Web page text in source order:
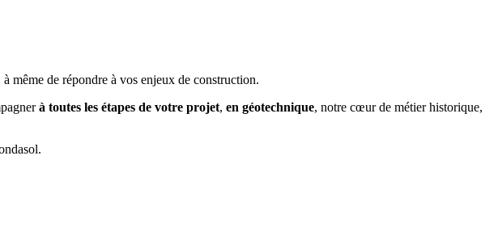
à même de répondre à vos enjeux de construction.
à toutes les étapes de votre projet, en géotechnique, notre cœur de métier historique,